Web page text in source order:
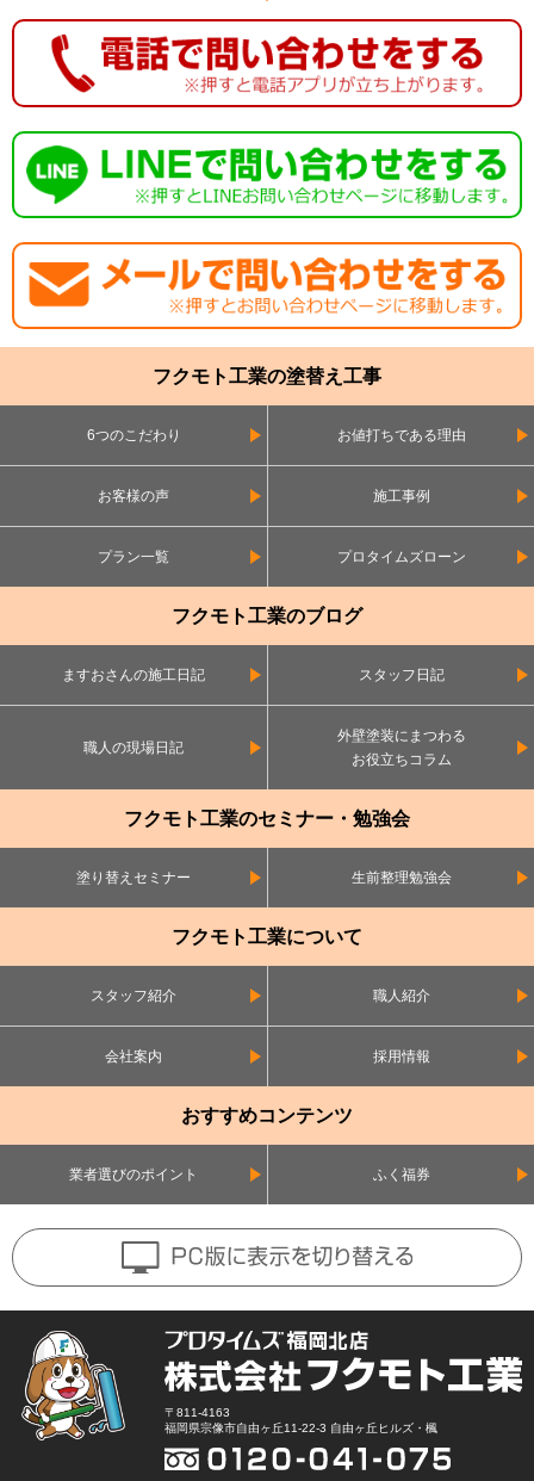
フクモト工業の塗替え工事
6つのこだわり お値打ちである理由
お客様の声 施工事例
プラン一覧 プロタイムズローン
フクモト工業のブログ
ますおさんの施工日記 スタッフ日記
職人の現場日記
外壁塗装にまつわる
お役立ちコラム
フクモト工業のセミナー・勉強会
塗り替えセミナー 生前整理勉強会
フクモト工業について
スタッフ紹介 職人紹介
会社案内 採用情報
おすすめコンテンツ
業者選びのポイント ふく福券
〒811-4163
福岡県宗像市自由ヶ丘11-22-3 自由ヶ丘ヒルズ・楓